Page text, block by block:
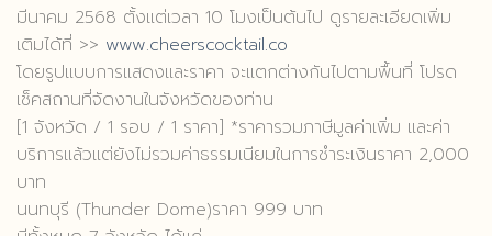
มีนาคม 2568 ตั้งแต่เวลา 10 โมงเป็นต้นไป ดูรายละเอียดเพิ่ม
เติมได้ที่ >> www.cheerscocktail.co
โดยรูปแบบการแสดงและราคา จะแตกต่างกันไปตามพื้นที่ โปรด
เช็คสถานที่จัดงานในจังหวัดของท่าน
[1 จังหวัด / 1 รอบ / 1 ราคา] *ราคารวมภาษีมูลค่าเพิ่ม และค่า
บริการแล้วแต่ยังไม่รวมค่าธรรมเนียมในการชำระเงินราคา 2,000
บาท
นนทบุรี (Thunder Dome)ราคา 999 บาท